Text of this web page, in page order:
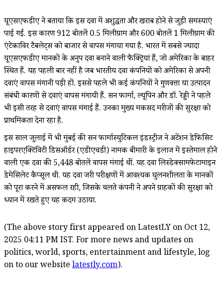
यूएसएफडीए ने बताया कि इस दवा में अशुद्धता और खराब होने से जुड़ी समस्याएं
पाई गईं. इस कारण 912 बोतलें 0.5 मिलीग्राम और 600 बोतलें 1 मिलीग्राम की
एंटेकाविर टैबलेट्स को बाजार से वापस मंगाया गया है. भारत में सबसे ज्यादा
यूएसएफडीए मानकों के अनुरूप दवा बनाने वाली फैक्ट्रियां हैं, जो अमेरिका के बाहर
स्थित हैं. यह पहली बार नहीं है जब भारतीय दवा कंपनियों को अमेरिका से अपनी
दवाएं वापस मंगानी पड़ी हों. इससे पहले भी कई कंपनियों ने गुणवत्ता या उत्पादन
संबंधी कारणों से दवाएं वापस मंगायी हैं. सन फार्मा, ल्यूपिन और डॉ. रेड्डी ने पहले
भी इसी तरह से दवाएं वापस मंगाई हैं. उनका मुख्य मकसद मरीजों की सुरक्षा को
प्राथमिकता देना रहा है.
इस साल जुलाई में भी मुंबई की सन फार्मास्युटिकल इंडस्ट्रीज ने अटेंशन डेफिसिट
हाइपरएक्टिविटी डिसऑर्डर (एडीएचडी) नामक बीमारी के इलाज में इस्तेमाल होने
वाली एक दवा की 5,448 बोतलें वापस मंगाई थीं. यह दवा लिस्डेक्सामफेटामाइन
डेमेसिलेट कैप्सूल थी. यह दवा जरूरी परीक्षणों में आवश्यक घुलनशीलता के मानकों
को पूरा करने में असफल रही, जिसके चलते कंपनी ने अपने ग्राहकों की सुरक्षा को
ध्यान में रखते हुए यह कदम उठाया.
(The above story first appeared on LatestLY on Oct 12,
2025 04:11 PM IST. For more news and updates on
politics, world, sports, entertainment and lifestyle, log
on to our website latestly.com).